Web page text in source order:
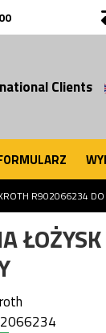
Clients
R902066234